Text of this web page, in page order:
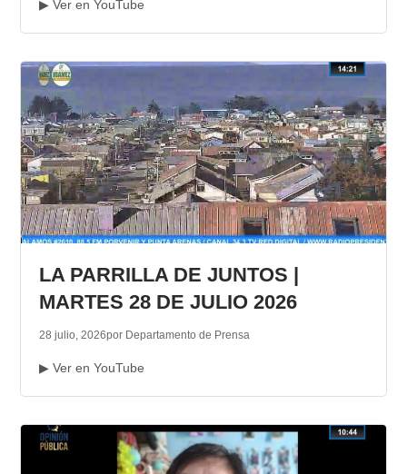
▶ Ver en YouTube
LA PARRILLA DE JUNTOS |
MARTES 28 DE JULIO 2026
28 julio, 2026por Departamento de Prensa
▶ Ver en YouTube